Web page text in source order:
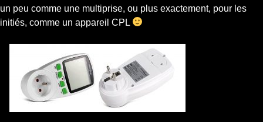
un peu comme une multiprise, ou plus exactement, pour les
initiés, comme un appareil CPL